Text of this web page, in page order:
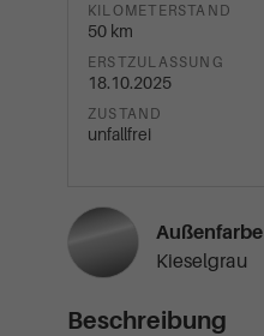
KILOMETERSTAND
50 km
ERSTZULASSUNG
18.10.2025
ZUSTAND
unfallfrei
Außenfarbe
Kieselgrau
Beschreibung